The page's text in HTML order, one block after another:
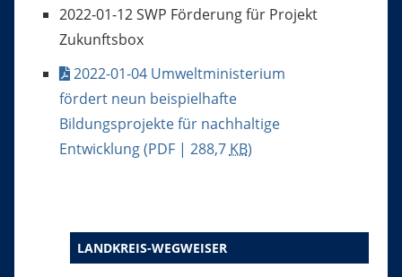
2022-01-12 SWP Förderung für Projekt
Zukunftsbox
2022-01-04 Umweltministerium
fördert neun beispielhafte
Bildungsprojekte für nachhaltige
Entwicklung(PDF | 288,7 KB)
LANDKREIS-WEGWEISER